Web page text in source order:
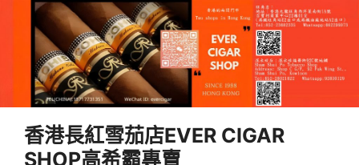
香港長紅雪茄店EVER CIGAR
SHOP高希霸專賣